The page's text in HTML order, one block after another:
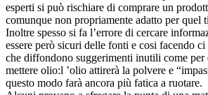
esperti si può rischiare di comprare un
comunque non propriamente adatto per quel
Inoltre spesso si fa l’errore di cercare
essere però sicuri delle fonti e cosi facendo
che diffondono suggerimenti inutili come per
mettere olio:l ’olio attirerà la polvere e
questo modo farà ancora più fatica a ruotare.